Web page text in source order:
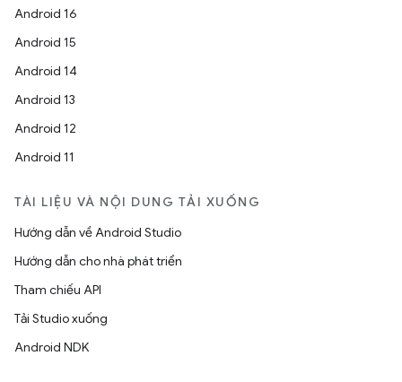
Android 16
Android 15
Android 14
Android 13
Android 12
Android 11
TÀI LIỆU VÀ NỘI DUNG TẢI XUỐNG
Hướng dẫn về Android Studio
Hướng dẫn cho nhà phát triển
Tham chiếu API
Tải Studio xuống
Android NDK